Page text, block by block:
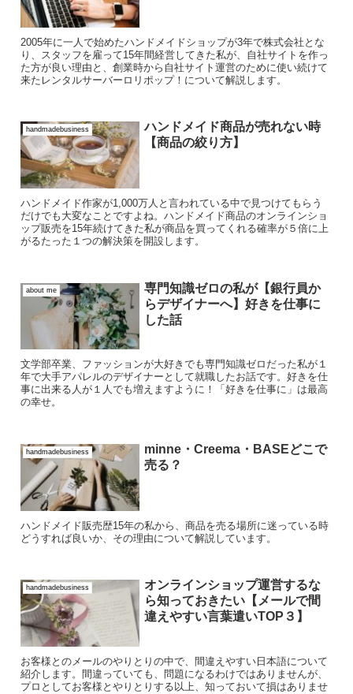
2005年に一人で始めたハンドメイドショップが3年で株式会社とな
り、スタッフを雇って15年間経営してきた私が、自社サイトを作っ
た方が良い理由と、創業時から自社サイト運営のために使い続けて
来たレンタルサーバーロリポップ！について解説します。
handmadebusiness
ハンドメイド商品が売れない時
【商品の絞り方】
ハンドメイド作家が1,000万人と言われている中で見つけてもらう
だけでも大変なことですよね。ハンドメイド商品のオンラインショ
ップ販売を15年続けてきた私が商品を買ってくれる確率が５倍に上
がるたった１つの解決策を開設します。
about me
専門知識ゼロの私が【銀行員か
らデザイナーへ】好きを仕事に
した話
文学部卒業、ファッションが大好きでも専門知識ゼロだった私が１
年で大手アパレルのデザイナーとして就職したお話です。好きを仕
事に出来る人が１人でも増えますように！「好きを仕事に」は最高
の幸せ。
handmadebusiness
minne・Creema・BASEどこで
売る？
ハンドメイド販売歴15年の私から、商品を売る場所に迷っている時
どうすれば良いか、その理由について解説しています。
handmadebusiness
オンラインショップ運営するな
ら知っておきたい【メールで間
違えやすい言葉遣いTOP３】
お客様とのメールのやりとりの中で、間違えやすい日本語について
紹介します。間違っていても、問題になるわけではありませんが、
プロとしてお客様とやりとりする以上、知っておいて損はありませ